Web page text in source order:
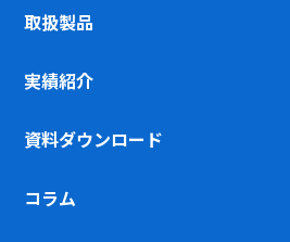
取扱製品
実績紹介
資料ダウンロード
コラム